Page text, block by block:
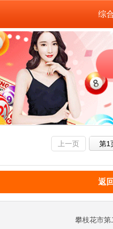
综
上一页 第1
返
攀枝花市第